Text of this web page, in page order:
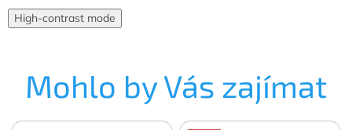
High-contrast mode
Mohlo by Vás zajímat